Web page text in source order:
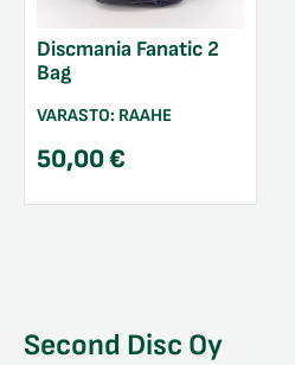
Discmania Fanatic 2
Bag
VARASTO: RAAHE
50,00€
Second Disc Oy